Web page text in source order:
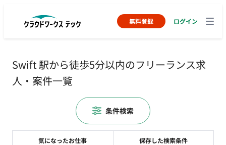
無料登録 ログイン
Swift 駅から徒歩5分以内のフリーランス求
人・案件一覧
気になったお仕事 保存した検索条件
条件検索